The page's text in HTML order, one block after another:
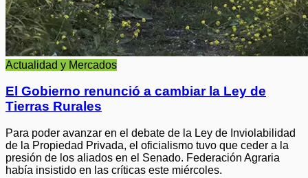
Actualidad y Mercados
El Gobierno renunció a cambiar la Ley de
Tierras Rurales
Para poder avanzar en el debate de la Ley de Inviolabilidad
de la Propiedad Privada, el oficialismo tuvo que ceder a la
presión de los aliados en el Senado. Federación Agraria
había insistido en las críticas este miércoles.